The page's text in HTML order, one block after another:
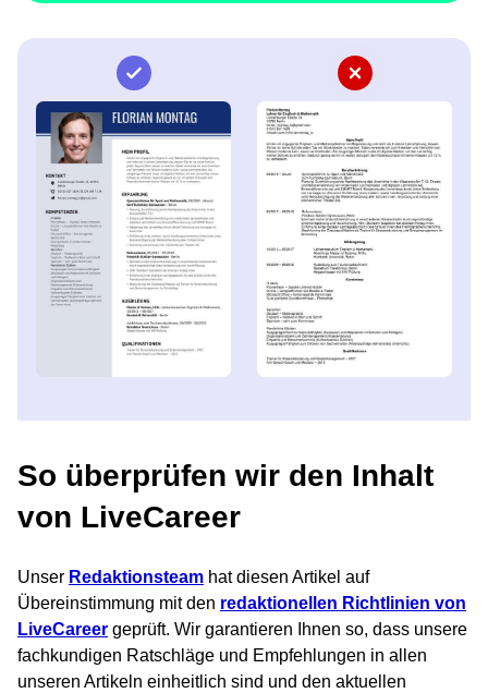
So überprüfen wir den Inhalt
von LiveCareer
Unser Redaktionsteam hat diesen Artikel auf
Übereinstimmung mit den redaktionellen Richtlinien von
LiveCareer geprüft. Wir garantieren Ihnen so, dass unsere
fachkundigen Ratschläge und Empfehlungen in allen
unseren Artikeln einheitlich sind und den aktuellen